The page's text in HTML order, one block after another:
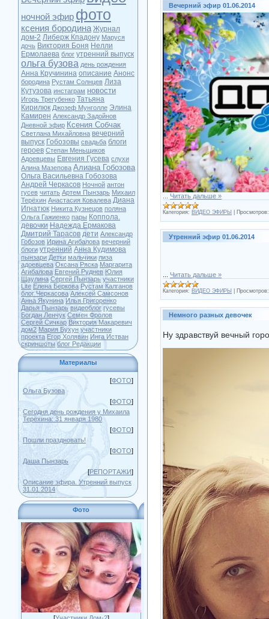
ночной эфир фото
ксения бородина Журнал
дом-2 Либерж Кпадону Маруся
дочь Виктория Боня Нелли
Ермолаева блог утренний выпуск
ольга бузова день рождения
Анна Кручинина описание Анонс
бородина Рустам Солнцев Лиза
Кутузова инстаграм новости
Игорь Трегубенко Татьяна
Кирилюк Джозеф Мунголле Элина
Камирен Александр Задойнов
Дневной эфир Ксения Собчак
Светлана Михайловна вечерний
выпуск Гобозовы свадьба блоги
героев Степан Меньщиков
Адоевцевы Евгения Гусева слухи
Алина Мазепова Алиана Гобозова
Ольга Васильевна Гобозова
Андрей Черкасов Ночной антон
гусев читать Артем Пынзарь Михаил
Терёхин Анастасия Ковалева Диана
Игнатюк Никита Кузнецов поляна
Ольга Гажиенко пары Коппола.
девочки Надежда Ермакова
Дмитрий Тарасов дети Александр
Гобозов Ирина Агибалова вечерний
блоги утренний Анна Кудимова
пынзари Детки мальчики лиза
адоевцева Оксана Ряска Маргарита
Агибалова Евгений Руднев Юлия
Щаулина Сергей Пынзарь участники
Lite Елена Беркова Рустам Калганов
блог Черкасова Алексей Самсонов
Анна Якунина Илья Григоренко
Дарья Пынзарь видеоблог гусевы
Богдан Ленчук Семен Фролов
Сергей Сичкар Виктория Макаревич
дом2 Мария Бухун участники
проекта Егор Холявин Инга Истван
скриншоты блог Редакции
Материалы
[ФОТО]
Ольга Бузова
[ФОТО]
Сегодня день рождения у Михаила
Терёхина: 31 января 1980
[ФОТО]
Пошли праздновать!
[ФОТО]
Даша Пынзарь
[РЕПОРТАЖИ]
Описание эфира. Утренний выпуск
31.01.2014
Фото
Вечерний эфир 01.06.2014
Читать дальше »
Категория: ВИДЕО ЭФИРЫ Просмотров:
Утренний эфир 01.06.2014
Читать дальше »
Категория: ВИДЕО ЭФИРЫ Просмотров:
Немного разных девочек
Ну здравствуй вечный